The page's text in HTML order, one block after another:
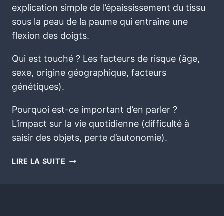
explication simple de l’épaississement du tissu
sous la peau de la paume qui entraîne une
flexion des doigts.
Qui est touché ? Les facteurs de risque (âge,
sexe, origine géographique, facteurs
génétiques).
Pourquoi est-ce important d’en parler ?
L’impact sur la vie quotidienne (difficulté à
saisir des objets, perte d’autonomie).
LIRE LA SUITE